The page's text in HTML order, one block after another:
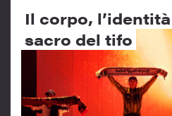
Il corpo,
sacro del tifo